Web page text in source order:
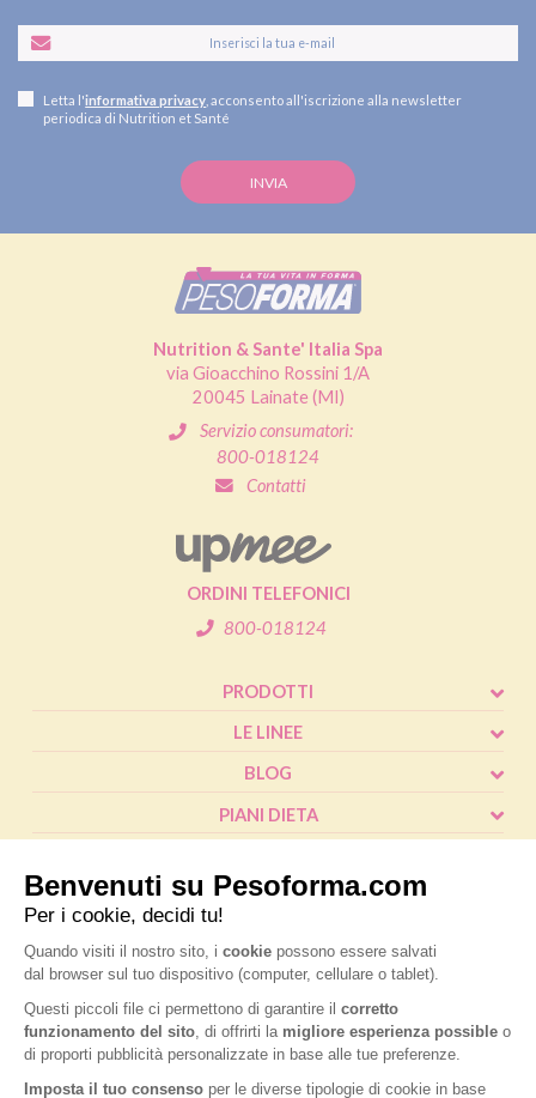
Letta l'informativa privacy , acconsento all'iscrizione alla newsletter
periodica di Nutrition et Santé
Nutrition & Sante' Italia Spa
via Gioacchino Rossini 1/A
20045 Lainate (MI)
Servizio consumatori:
800-018124
Contatti
ORDINI TELEFONICI
800-018124
PRODOTTI
LE LINEE
BLOG
PIANI DIETA
CALCOLO BMI
FAQ
® Pesoforma | Legal and privacy | Cookie policy | Accessibilità | P.IVA
IT02787970124 | Nutrition & Santé Italia S.p.A. a socio unico, soggetta a
direzione e coordinamento di Nardobel SAS | Made with passion by:Sdm